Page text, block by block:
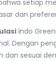
setiap
dan
Indo
Dengan
dan sesuai